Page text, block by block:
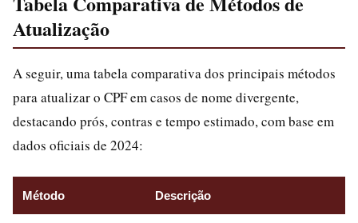
Atualização
A seguir, uma tabela comparativa dos principais métodos
para atualizar o CPF em casos de nome divergente,
destacando prós, contras e tempo estimado, com base em
dados oficiais de 2024:
Método Descrição